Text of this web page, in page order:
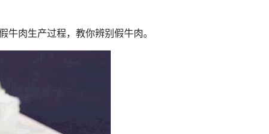
牛肉生产过程，教你辨别假牛肉。